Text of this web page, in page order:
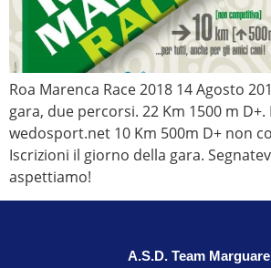
Roa Marenca Race 2018 14 Agosto
gara, due percorsi. 22 Km 1500 m
wedosport.net 10 Km 500m D+ non
Iscrizioni il giorno della gara.
aspettiamo!
A.S.D. Team